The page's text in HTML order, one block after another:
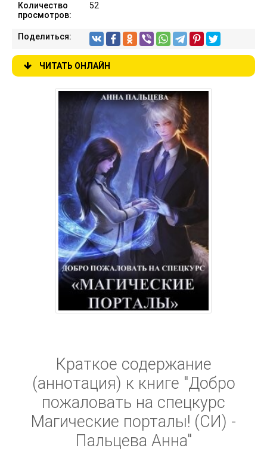
Количество
просмотров:
52
Поделиться:
ЧИТАТЬ ОНЛАЙН
Краткое содержание
(аннотация) к книге "Добро
пожаловать на спецкурс
Магические порталы! (СИ) -
Пальцева Анна"